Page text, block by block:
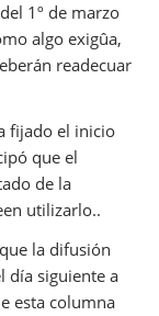
1º de marzo
algo exigûa,
readecuar
fijado el inicio
que el
de la
utilizarlo..
la difusión
día siguiente a
esta columna